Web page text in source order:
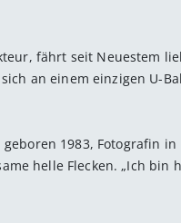
fährt seit Neuestem
an einem einzigen U-
geboren 1983, Fotografin
helle Flecken. „Ich bin